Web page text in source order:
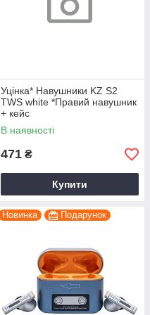
Уцінка* Навушники KZ S2
TWS white *Правий навушник
+ кейс
В наявності
471 ₴
Купити
Новинка Подарунок